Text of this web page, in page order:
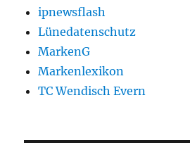
ipnewsflash
Lünedatenschutz
MarkenG
Markenlexikon
TC Wendisch Evern